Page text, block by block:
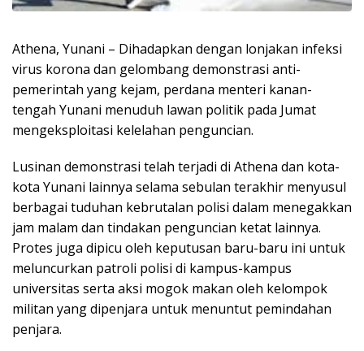
Athena, Yunani – Dihadapkan dengan lonjakan infeksi
virus korona dan gelombang demonstrasi anti-
pemerintah yang kejam, perdana menteri kanan-
tengah Yunani menuduh lawan politik pada Jumat
mengeksploitasi kelelahan penguncian.
Lusinan demonstrasi telah terjadi di Athena dan kota-
kota Yunani lainnya selama sebulan terakhir menyusul
berbagai tuduhan kebrutalan polisi dalam menegakkan
jam malam dan tindakan penguncian ketat lainnya.
Protes juga dipicu oleh keputusan baru-baru ini untuk
meluncurkan patroli polisi di kampus-kampus
universitas serta aksi mogok makan oleh kelompok
militan yang dipenjara untuk menuntut pemindahan
penjara.